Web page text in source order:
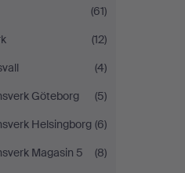
(61)
(12)
(4)
Göteborg
(5)
Helsingborg (6)
Magasin 5
(8)